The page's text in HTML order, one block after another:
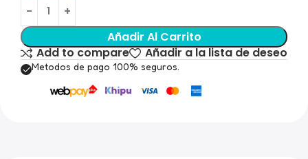
Añadir Al Carrito
Add to compare
Añadir a la lista de deseo
Metodos de pago 100% seguros.